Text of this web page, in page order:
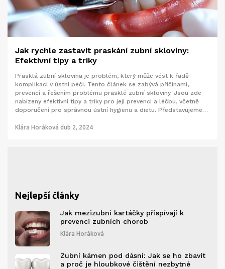
Jak rychle zastavit praskání zubní skloviny:
Efektivní tipy a triky
Prasklá zubní sklovina je problém, který může vést k řadě
komplikací v ústní péči. Tento článek se zabývá příčinami,
prevencí a řešením problému prasklé zubní skloviny. Jsou zde
nabízeny efektivní tipy a triky pro její prevenci a léčbu, včetně
doporučení pro správnou ústní hygienu a dietu. Představujeme
zdravý úsměv.
Klára Horáková dub 2, 2024
Nejlepší články
Jak mezizubní kartáčky přispívají k
prevenci zubních chorob
Klára Horáková
Zubní kámen pod dásní: Jak se ho zbavit
a proč je hloubkové čištění nezbytné